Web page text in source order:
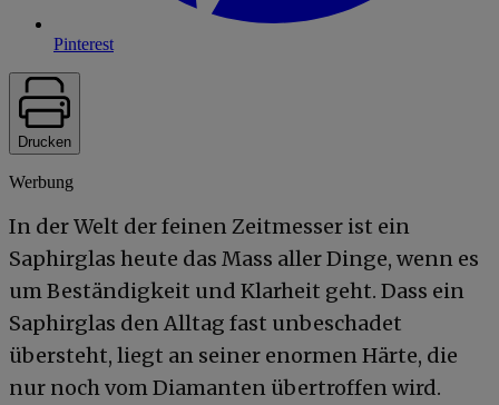
Pinterest
Drucken
Werbung
In der Welt der feinen Zeitmesser ist ein
Saphirglas heute das Mass aller Dinge, wenn es
um Beständigkeit und Klarheit geht. Dass ein
Saphirglas den Alltag fast unbeschadet
übersteht, liegt an seiner enormen Härte, die
nur noch vom Diamanten übertroffen wird.